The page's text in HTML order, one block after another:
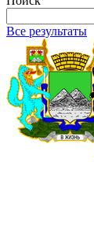
Все результаты